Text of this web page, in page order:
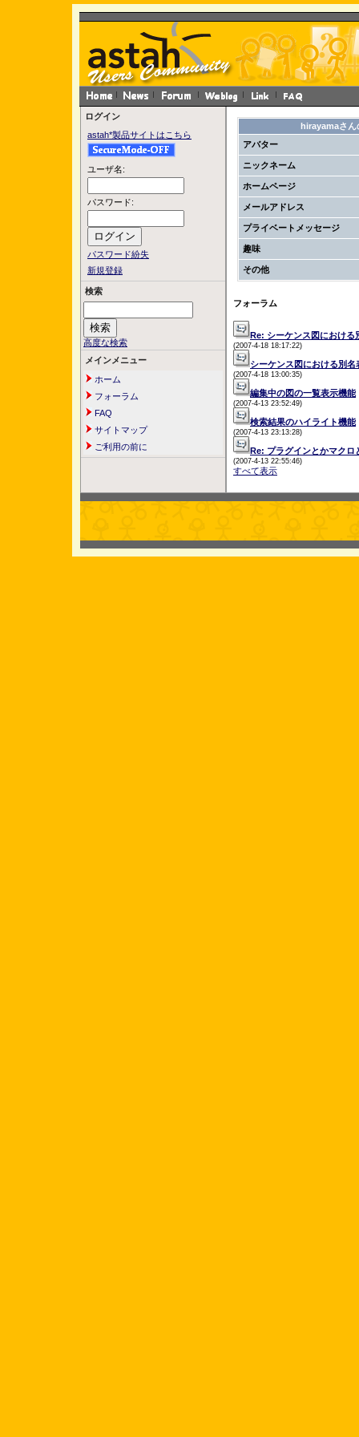
ログイン
astah*製品サイトはこちら
ユーザ名:
パスワード:
パスワード紛失
新規登録
検索
高度な検索
メインメニュー
ホーム
フォーラム
FAQ
サイトマップ
ご利用の前に
hirayamaさん
アバター
ニックネーム
ホームページ
メールアドレス
プライベートメッセージ
趣味
その他
フォーラム
Re: シーケンス図における
(2007-4-18 18:17:22)
シーケンス図における別名
(2007-4-18 13:00:35)
編集中の図の一覧表示機能
(2007-4-13 23:52:49)
検索結果のハイライト機能
(2007-4-13 23:13:28)
Re: プラグインとかマクロ
(2007-4-13 22:55:46)
すべて表示